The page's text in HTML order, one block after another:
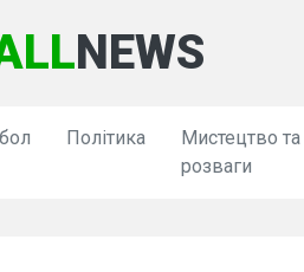
NEWS
Політика
Мистецтво та
розваги